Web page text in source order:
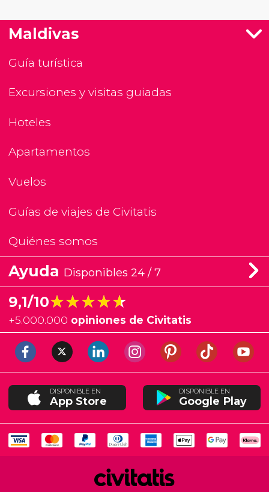
Maldivas
Guía turística
Excursiones y visitas guiadas
Hoteles
Apartamentos
Vuelos
Guías de viajes de Civitatis
Quiénes somos
Ayuda Disponibles 24 / 7
9,1/10★★★★★
★★★★★
+5.000.000 opiniones de Civitatis
DISPONIBLE EN
App Store
DISPONIBLE EN
Google Play